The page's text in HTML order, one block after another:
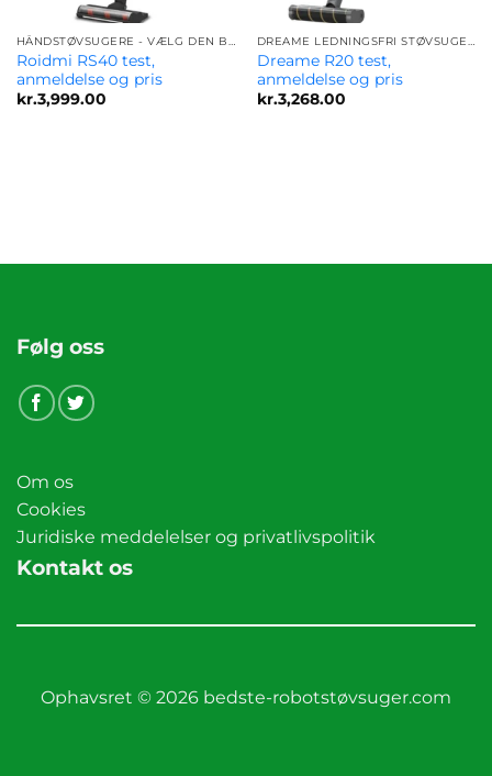
HÅNDSTØVSUGERE - VÆLG DEN BEDSTE MODEL FOR DIG
Roidmi RS40 test,
anmeldelse og pris
kr.3,999.00
DREAME LEDNINGSFRI STØVSUGERE – SAMMENLIGN MODELLER OG FIND DEN BEDSTE
Dreame R20 test,
anmeldelse og pris
kr.3,268.00
Følg oss
Om os
Cookies
Juridiske meddelelser og privatlivspolitik
Kontakt os
Ophavsret © 2026 bedste-robotstøvsuger.com